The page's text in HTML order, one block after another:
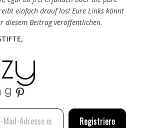
einfach drauf los! Eure Links könnt
diesem Beitrag veröffentlichen.
Goodreads
Pinterest
Registriere